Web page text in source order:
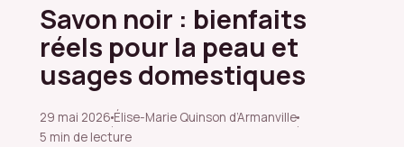
Savon noir : bienfaits
réels pour la peau et
usages domestiques
29 mai 2026
·
Élise-Marie Quinson d’Armanville
·
5 min de lecture